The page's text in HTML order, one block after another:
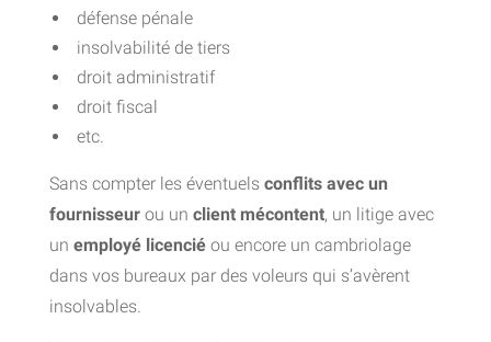
défense pénale
insolvabilité de tiers
droit administratif
droit fiscal
etc.
Sans compter les éventuels conflits avec un
fournisseurou un client mécontent, un litige avec
un employé licenciéou encore un cambriolage
dans vos bureaux par des voleurs qui s’avèrent
insolvables.